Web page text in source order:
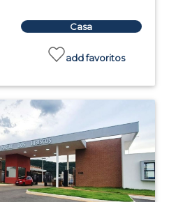
Casa
add favoritos